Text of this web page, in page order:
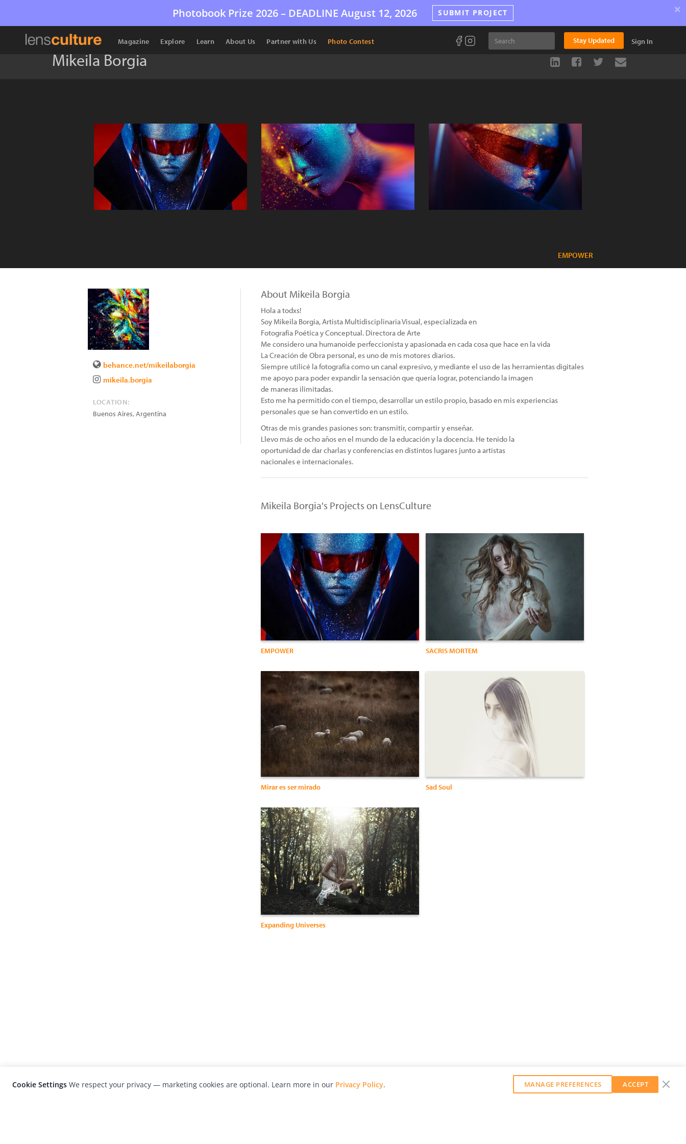
Photobook Prize 2026 – DEADLINE August 12, 2026 SUBMIT PROJECT ×
Magazine Explore Learn About Us Partner with Us Photo Contest Stay Updated Sign In
Mikeila Borgia
EMPOWER
behance.net/mikeilaborgia
mikeila.borgia
LOCATION:
Buenos Aires,Argentina
About Mikeila Borgia
Hola a todxs!
Soy Mikeila Borgia, Artista Multidisciplinaria Visual, especializada en
Fotografía Poética y Conceptual. Directora de Arte
Me considero una humanoide perfeccionista y apasionada en cada cosa que hace en la vida
La Creación de Obra personal, es uno de mis motores diarios.
Siempre utilicé la fotografía como un canal expresivo, y mediante el uso de las herramientas digitales
me apoyo para poder expandir la sensación que quería lograr, potenciando la imagen
de maneras ilimitadas.
Esto me ha permitido con el tiempo, desarrollar un estilo propio, basado en mis experiencias
personales que se han convertido en un estilo.
Otras de mis grandes pasiones son: transmitir, compartir y enseñar.
Llevo más de ocho años en el mundo de la educación y la docencia. He tenido la
oportunidad de dar charlas y conferencias en distintos lugares junto a artistas
nacionales e internacionales.
Mikeila Borgia's Projects on LensCulture
EMPOWER SACRIS MORTEM
Mirar es ser mirado Sad Soul
Expanding Universes
Cookie Settings We respect your privacy — marketing cookies are optional. Learn more in our Privacy Policy. MANAGE PREFERENCES ACCEPT